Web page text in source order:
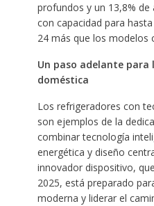
profundos y un 13,8% de
con capacidad para
24 más que los modelos
Un paso adelante
doméstica
Los refrigeradores con
son ejemplos de la
combinar tecnología
energética y diseño
innovador dispositivo,
2025, está preparado
moderna y liderar el